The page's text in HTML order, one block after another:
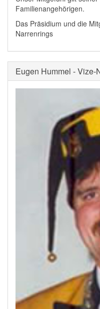
Familienangehörigen.
Das Präsidium und die
Narrenrings
Eugen Hummel - Vize-